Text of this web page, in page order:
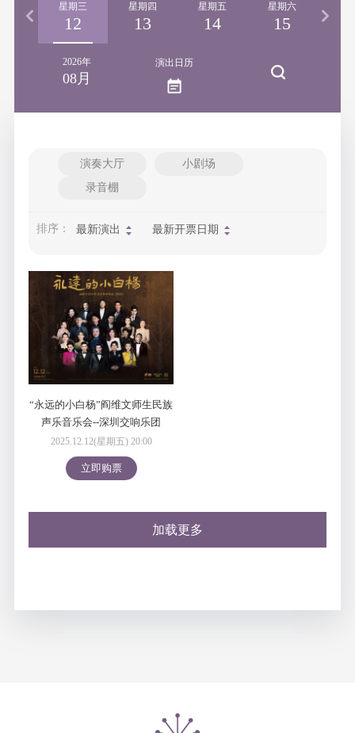
星期三
12
星期四
13
星期五
14
星期六
15
2026年
08月
演出日历
演奏大厅
小剧场
录音棚
排序： 最新演出 最新开票日期
“永远的小白杨”阎维文师生民族
声乐音乐会--深圳交响乐团
2025/2026音乐季
2025.12.12(星期五) 20:00
立即购票
加载更多